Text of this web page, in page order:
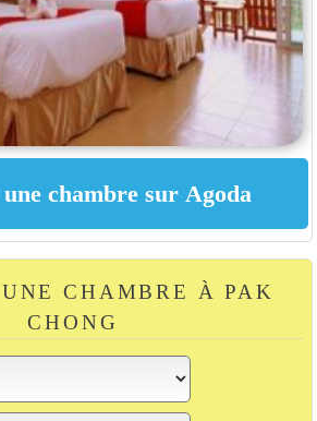
CHAMBRE À PAK
CHONG